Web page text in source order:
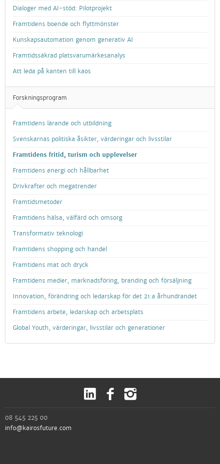
Dialoger med AI-stöd: Pilotprojekt
Framtidens boende och flyttmönster
Kunskapsautomation genom generativ AI
Framtidssäkrad platsvarumärkesanalys
Att leda på kanten till kaos
Forskningsprogram
Framtidens lärande och utbildning
Svenskarnas politiska åsikter, värderingar och livsstilar
Framtidens fritid, turism och upplevelser
Framtidens energi och hållbarhet
Drivkrafter och megatrender
Framtidsmetoder
Framtidens hälsa, välfärd och omsorg
Transformativ teknologi
Framtidens shopping och handel
Framtidens mat och dryck
Framtidens medier, marknadsföring, branding och försäljning
Innovation, förändring och ledarskap för det 21:a århundrandet
Framtidens arbete, ledarskap och arbetsplats
Global Youth, värderingar, livsstilar och generationer
08 545 225 00
info@kairosfuture.com